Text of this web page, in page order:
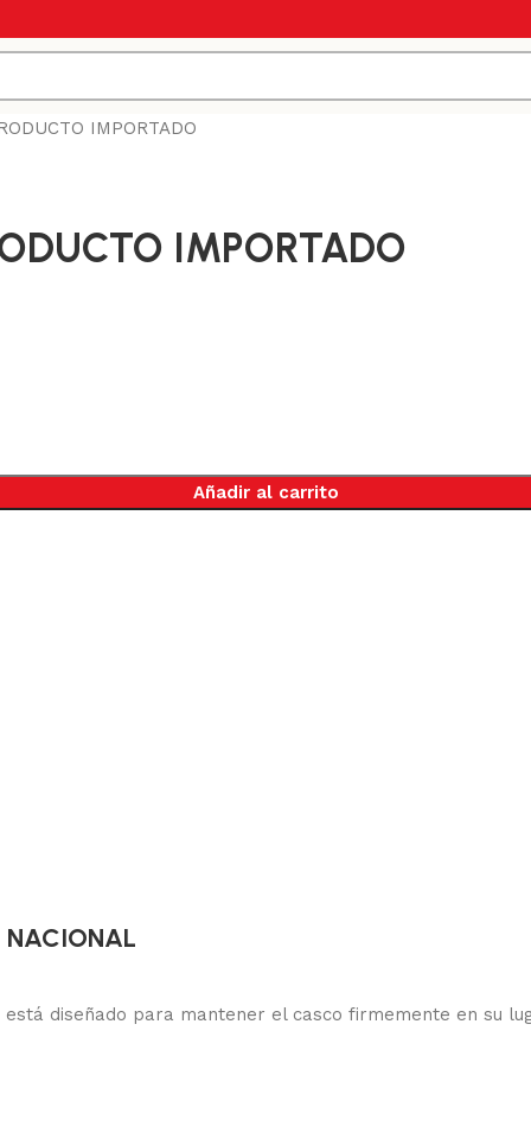
IMPORTADO
IMPORTADO
Añadir al carrito
diseñado para mantener el casco firmemente en su